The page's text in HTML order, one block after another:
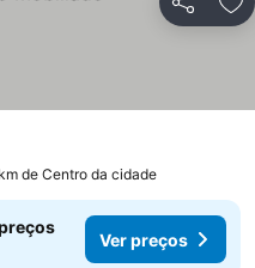
Partilhar
de Centro da cidade
Ver preços